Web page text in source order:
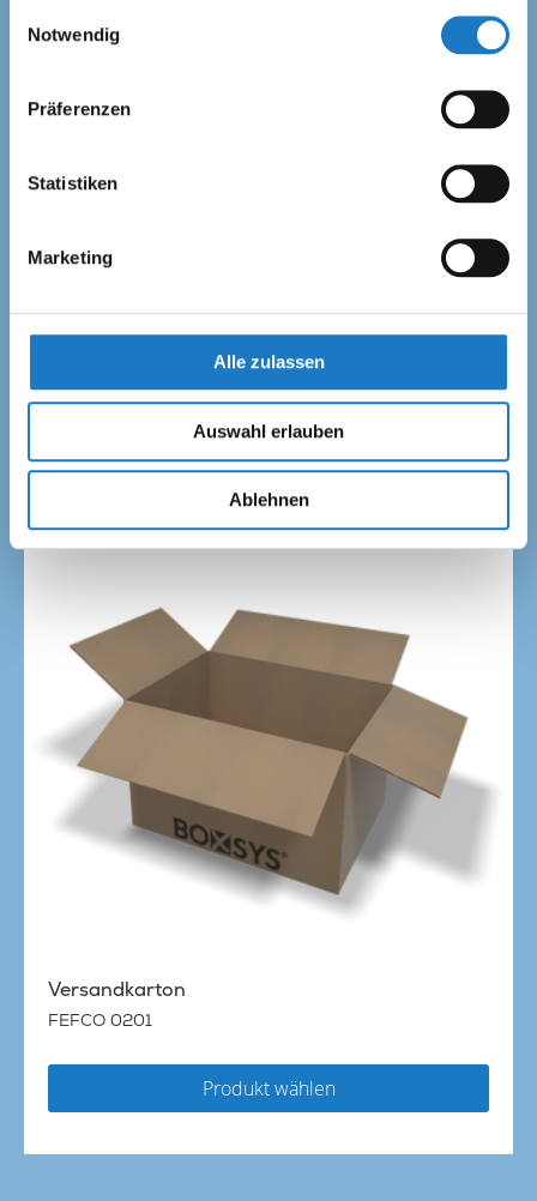
Notwendig
Präferenzen
Statistiken
Marketing
Alle zulassen
Auswahl erlauben
Ablehnen
Produkt wählen
Versandkarton
FEFCO 0201
Produkt wählen